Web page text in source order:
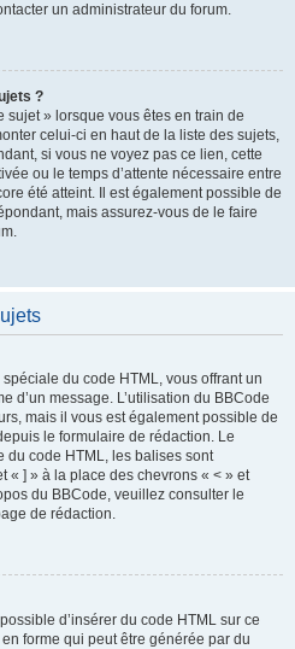
un administrateur du forum.
?
sujet » lorsque vous êtes en train de
celui-ci en haut de la liste des sujets,
si vous ne voyez pas ce lien, cette
ou le temps d’attente nécessaire entre
été atteint. Il est également possible de
mais assurez-vous de le faire
du code HTML, vous offrant un
d’un message. L’utilisation du BBCode
mais il vous est également possible de
le formulaire de rédaction. Le
du code HTML, les balises sont
« ] » à la place des chevrons « < » et
du BBCode, veuillez consulter le
de rédaction.
d’insérer du code HTML sur ce
forme qui peut être générée par du